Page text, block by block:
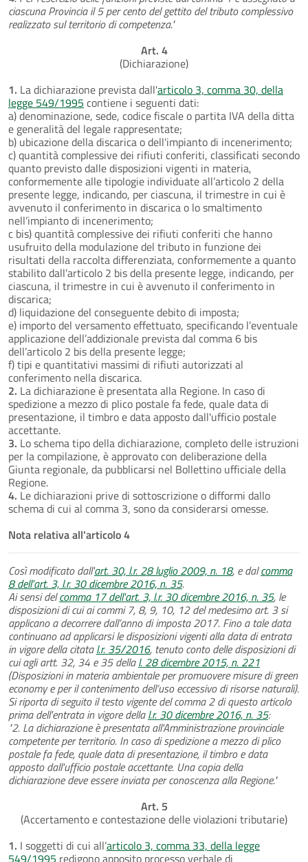
ciascuna Provincia il 5 per cento del gettito del tributo complessivo
realizzato sul territorio di competenza."
Art. 4
(Dichiarazione)
1. La dichiarazione prevista dall'articolo 3, comma 30, della
legge 549/1995 contiene i seguenti dati:
a) denominazione, sede, codice fiscale o partita IVA della ditta
e generalità del legale rappresentate;
b) ubicazione della discarica o dell'impianto di incenerimento;
c) quantità complessive dei rifiuti conferiti, classificati secondo
quanto previsto dalle disposizioni vigenti in materia,
conformemente alle tipologie individuate all’articolo 2 della
presente legge, indicando, per ciascuna, il trimestre in cui è
avvenuto il conferimento in discarica o lo smaltimento
nell’impianto di incenerimento;
c bis) quantità complessive dei rifiuti conferiti che hanno
usufruito della modulazione del tributo in funzione dei
risultati della raccolta differenziata, conformemente a quanto
stabilito dall’articolo 2 bis della presente legge, indicando, per
ciascuna, il trimestre in cui è avvenuto il conferimento in
discarica;
d) liquidazione del conseguente debito di imposta;
e) importo del versamento effettuato, specificando l’eventuale
applicazione dell’addizionale prevista dal comma 6 bis
dell’articolo 2 bis della presente legge;
f) tipi e quantitativi massimi di rifiuti autorizzati al
conferimento nella discarica.
2. La dichiarazione è presentata alla Regione. In caso di
spedizione a mezzo di plico postale fa fede, quale data di
presentazione, il timbro e data apposto dall'ufficio postale
accettante.
3. Lo schema tipo della dichiarazione, completo delle istruzioni
per la compilazione, è approvato con deliberazione della
Giunta regionale, da pubblicarsi nel Bollettino ufficiale della
Regione.
4. Le dichiarazioni prive di sottoscrizione o difformi dallo
schema di cui al comma 3, sono da considerarsi omesse.
Nota relativa all'articolo 4
Così modificato dall'art. 30, l.r. 28 luglio 2009, n. 18, e dalcomma
8 dell'art. 3, l.r. 30 dicembre 2016, n. 35.
Ai sensi delcomma 17 dell'art. 3, l.r. 30 dicembre 2016, n. 35, le
disposizioni di cui ai commi 7, 8, 9, 10, 12 del medesimo art. 3 si
applicano a decorrere dall’anno di imposta 2017. Fino a tale data
continuano ad applicarsi le disposizioni vigenti alla data di entrata
in vigore della citatal.r. 35/2016, tenuto conto delle disposizioni di
cui agli artt. 32, 34 e 35 dellal. 28 dicembre 2015, n. 221
(Disposizioni in materia ambientale per promuovere misure di green
economy e per il contenimento dell’uso eccessivo di risorse naturali).
Si riporta di seguito il testo vigente del comma 2 di questo articolo
prima dell'entrata in vigore dellal.r. 30 dicembre 2016, n. 35:
"2. La dichiarazione è presentata all'Amministrazione provinciale
competente per territorio. In caso di spedizione a mezzo di plico
postale fa fede, quale data di presentazione, il timbro e data
apposto dall'ufficio postale accettante. Una copia della
dichiarazione deve essere inviata per conoscenza alla Regione."
Art. 5
(Accertamento e contestazione delle violazioni tributarie)
1. I soggetti di cui all’articolo 3, comma 33, della legge
549/1995 redigono apposito processo verbale di